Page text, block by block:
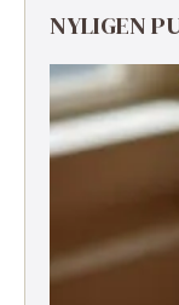
NYLIGEN